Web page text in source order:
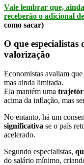
Vale lembrar que,
receberão o adicional
como sacar)
O que
valorização
Economistas avaliam
mas ainda limitada.
Ela mantém uma
acima da inflação, mas
No entanto, há um
significativa se o país
acelerado.
Segundo especialistas,
do salário mínimo,